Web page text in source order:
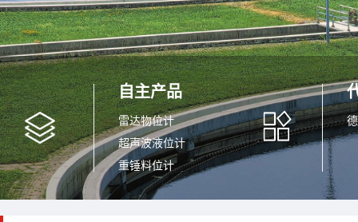
自主产品
雷达物位计
超声波液位计
重锤料位计
电容式物位计